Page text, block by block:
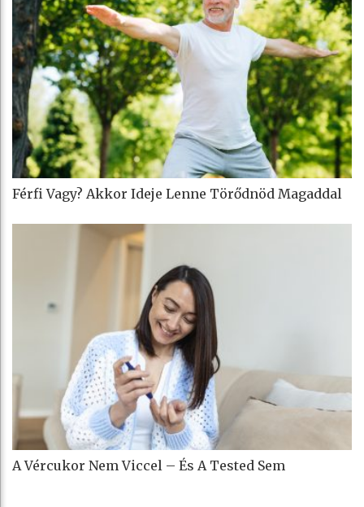
Férfi Vagy? Akkor Ideje Lenne Törődnöd Magaddal
A Vércukor Nem Viccel – És A Tested Sem